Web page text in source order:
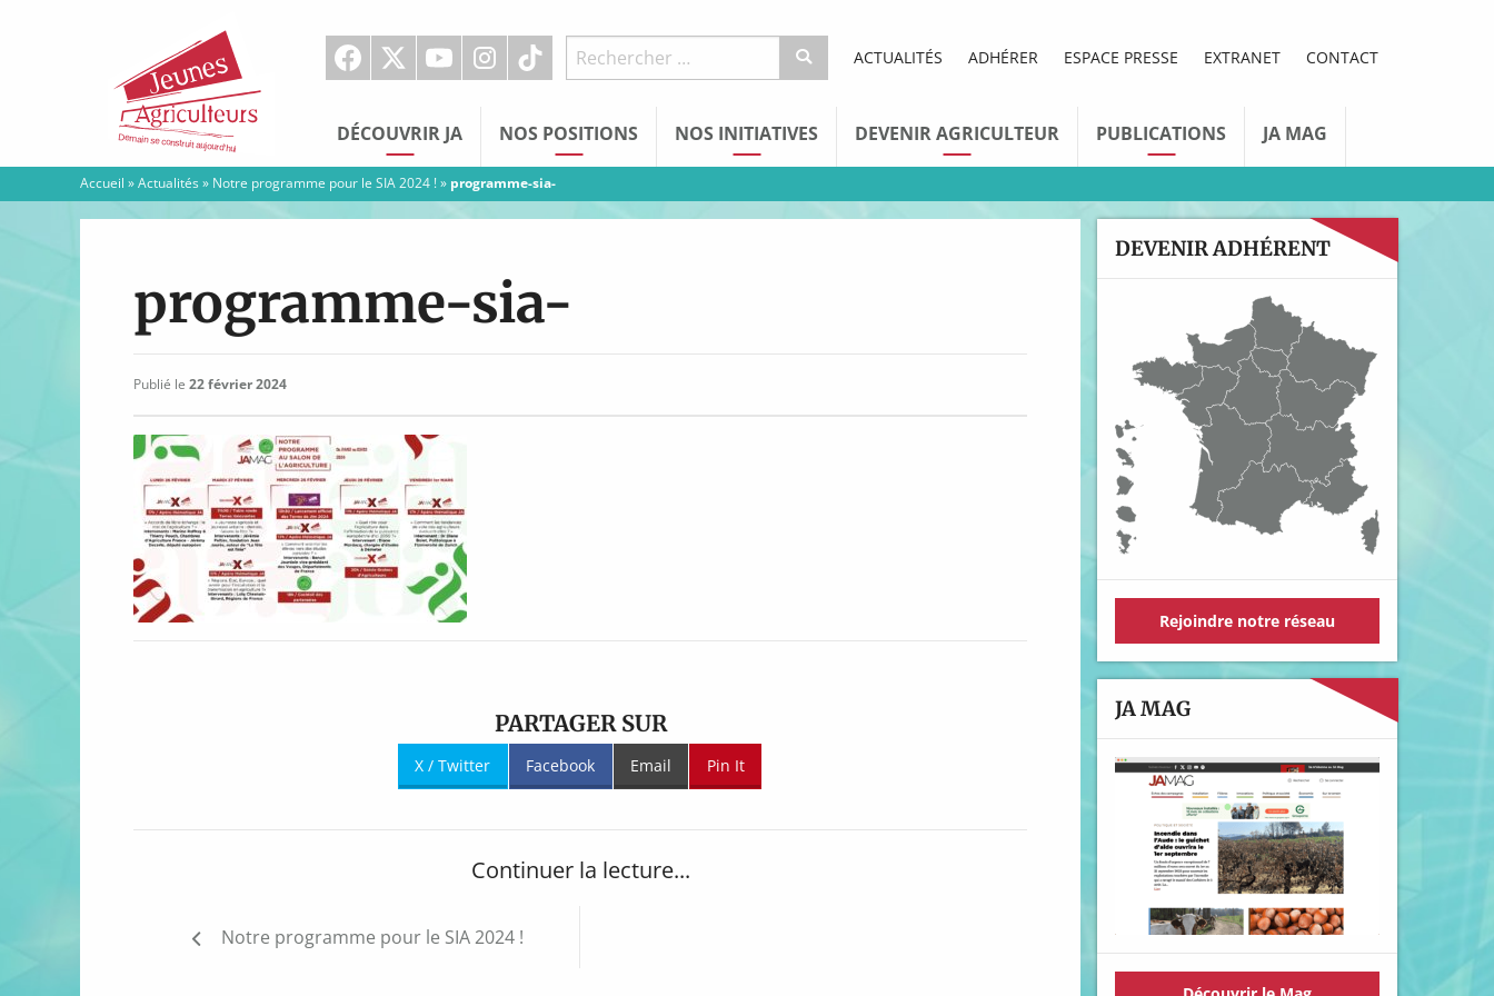
Agriculteurs
ACTUALITÉS ADHÉRER ESPACE PRESSE EXTRANET CONTACT
DÉCOUVRIR JA NOS POSITIONS NOS INITIATIVES DEVENIR AGRICULTEUR PUBLICATIONS JA MAG
Accueil »Actualités» Notre programme pour le SIA 2024 !» programme-sia-
programme-sia-
Publié le 22 février 2024
PARTAGER SUR
X / Twitter Facebook Email Pin It
Continuer la lecture...
NavigationNotre programme pour le SIA 2024 !
DEVENIR ADHÉRENT
Rejoindre notre réseau
JA MAG